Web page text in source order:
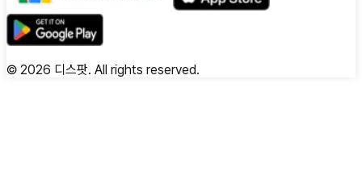
© 2026 디스팟. All rights reserved.